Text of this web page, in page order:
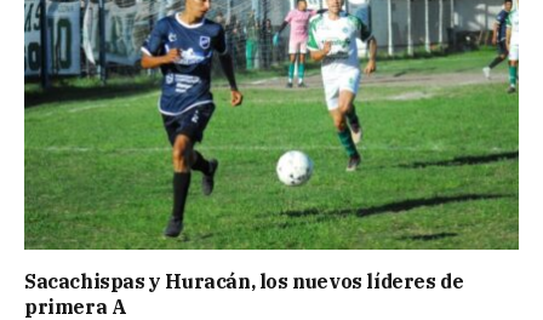
Sacachispas y Huracán, los nuevos líderes de
primera A